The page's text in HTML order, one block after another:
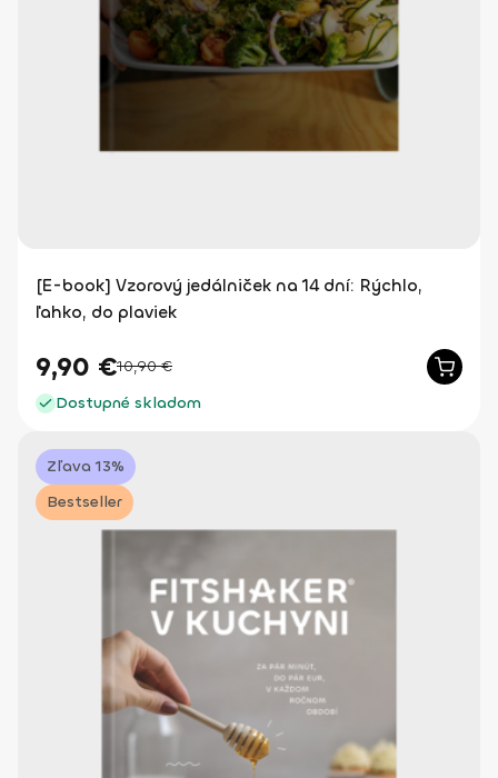
[E-book] Vzorový jedálniček na 14 dní: Rýchlo,
ľahko, do plaviek
9,90 €10,90€
Dostupné skladom
Zľava 13%
Bestseller